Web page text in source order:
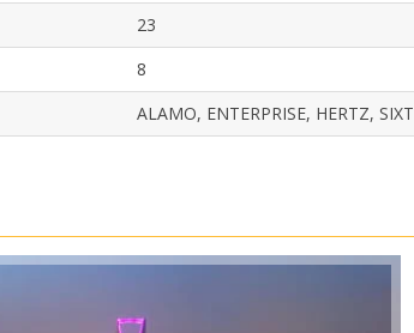
23
8
ALAMO, ENTERPRISE, HERTZ, SIXT